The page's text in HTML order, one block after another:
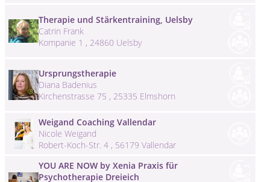
Therapie und Stärkentraining, Uelsby
Catrin Frank
Kompanie 1 , 24860 Uelsby
Ursprungstherapie
Diana Badenius
Kirchenstrasse 75 , 25335 Elmshorn
Weigand Coaching Vallendar
Nicole Weigand
Robert-Koch-Str. 4 , 56179 Vallendar
YOU ARE NOW by Xenia Praxis für
Psychotherapie Dreieich